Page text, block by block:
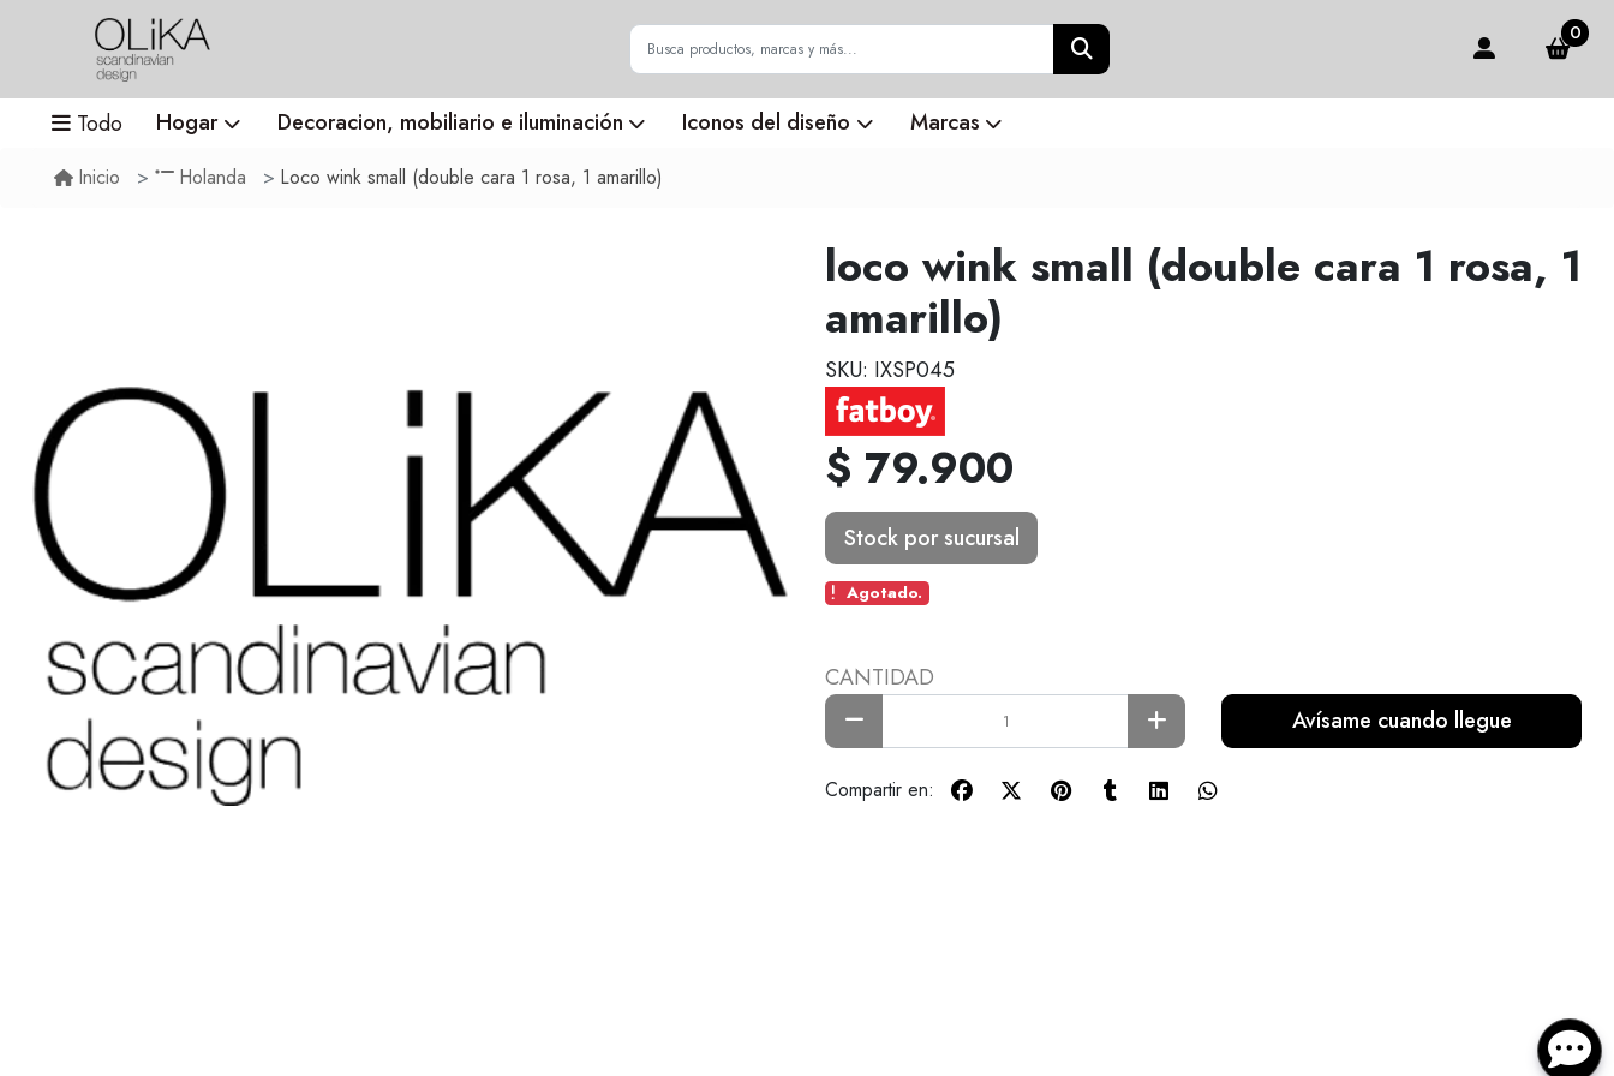
0
Todo Hogar Decoracion, mobiliario e iluminación Iconos del diseño Marcas
Inicio Holanda Loco wink small (double cara 1 rosa, 1 amarillo)
loco wink small (double cara 1 rosa, 1
amarillo)
SKU: IXSP045
$ 79.900
Stock por sucursal
Agotado.
CANTIDAD
Avísame cuando llegue
Compartir en: